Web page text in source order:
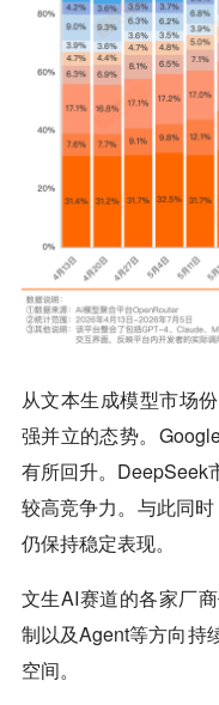
从文本生成模型市场
强并立的态势。
有所回升。DeepSeek
较高竞争力。与此同
仍保持稳定表现。
文生AI赛道的各家厂
制以及Agent等方向持
空间。